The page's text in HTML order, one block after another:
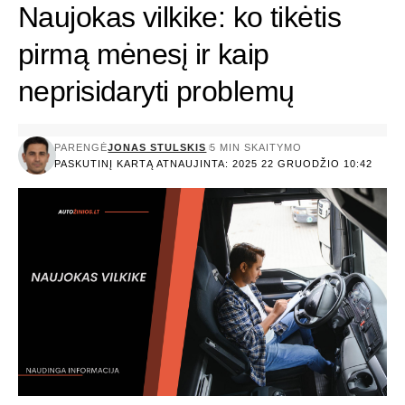
Naujokas vilkike: ko tikėtis
pirmą mėnesį ir kaip
neprisidaryti problemų
PASKUTINĮ KARTĄ ATNAUJINTA: 2025 22 GRUODŽIO 10:42
PARENGĖJONAS STULSKIS 5 MIN SKAITYMO